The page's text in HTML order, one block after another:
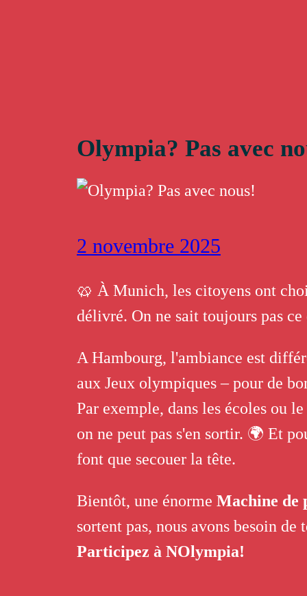
Olympia? Pas avec
2 novembre 2025
🥨 À Munich, les citoyens ont
délivré. On ne sait toujours pas
A Hambourg, l'ambiance est
aux Jeux olympiques – pour de
Par exemple, dans les écoles ou
on ne peut pas s'en sortir. 🌍 Et
font que secouer la tête.
Bientôt, une énorme Machine de
sortent pas, nous avons besoin de
Participez à NOlympia!